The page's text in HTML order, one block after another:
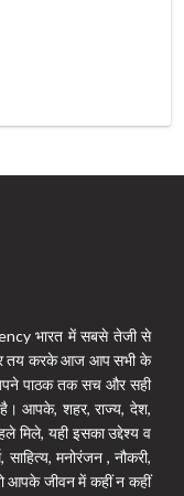
भारत में सबसे तेजी से
तय करके आज आप सभी के
अपने पाठक तक सच और सही
आपके, शहर, राज्य, देश,
मिले, यही इसका उद्देश्य व
मनोरंजन , नौकरी,
आपके जीवन में कहीं न कहीं